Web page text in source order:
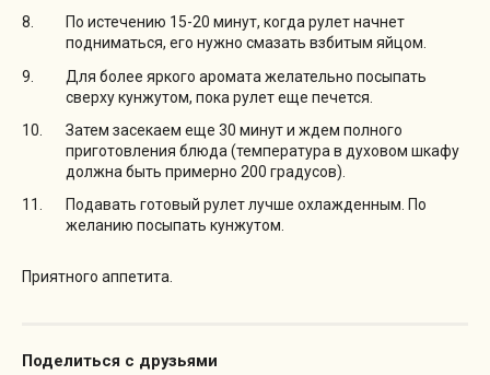
По истечению 15-20 минут, когда рулет начнет
подниматься, его нужно смазать взбитым яйцом.
Для более яркого аромата желательно посыпать
сверху кунжутом, пока рулет еще печется.
Затем засекаем еще 30 минут и ждем полного
приготовления блюда (температура в духовом шкафу
должна быть примерно 200 градусов).
Подавать готовый рулет лучше охлажденным. По
желанию посыпать кунжутом.
Приятного аппетита.
Поделиться с друзьями